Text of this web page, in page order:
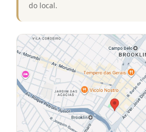
do local.